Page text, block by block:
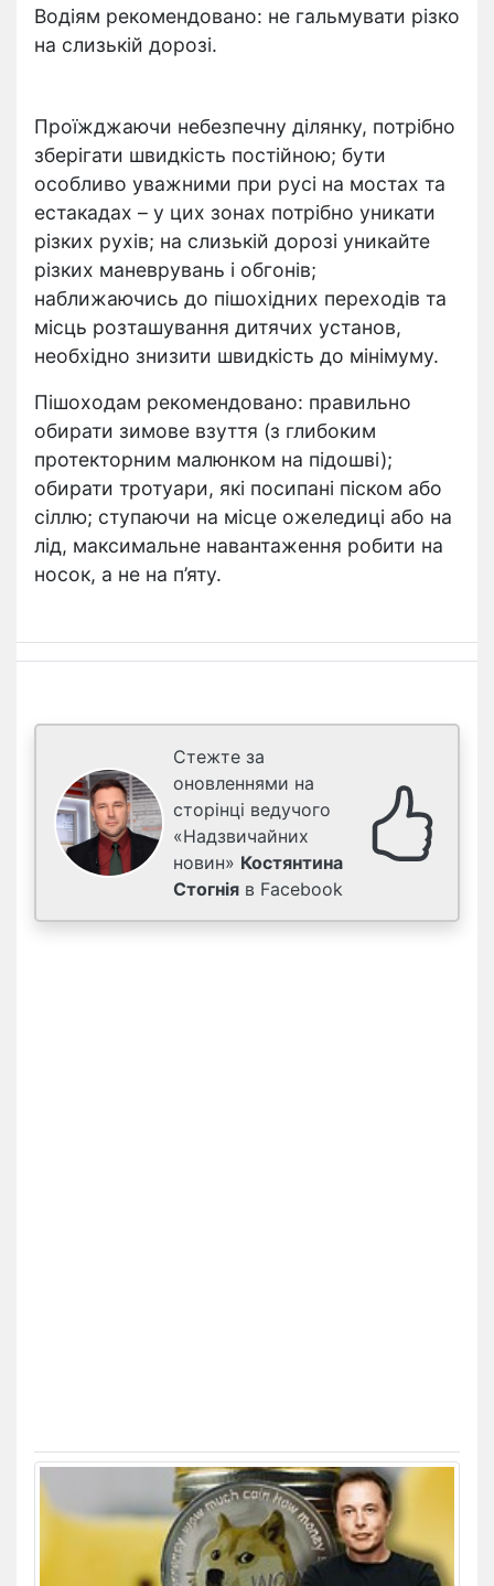
Водіям рекомендовано: не гальмувати різко
на слизькій дорозі.
Проїжджаючи небезпечну ділянку, потрібно
зберігати швидкість постійною; бути
особливо уважними при русі на мостах та
естакадах – у цих зонах потрібно уникати
різких рухів; на слизькій дорозі уникайте
різких маневрувань і обгонів;
наближаючись до пішохідних переходів та
місць розташування дитячих установ,
необхідно знизити швидкість до мінімуму.
Пішоходам рекомендовано: правильно
обирати зимове взуття (з глибоким
протекторним малюнком на підошві);
обирати тротуари, які посипані піском або
сіллю; ступаючи на місце ожеледиці або на
лід, максимальне навантаження робити на
носок, а не на п’яту.
Стежте за
оновленнями на
сторінці ведучого
«Надзвичайних
новин» Костянтина
Стогнія в Facebook